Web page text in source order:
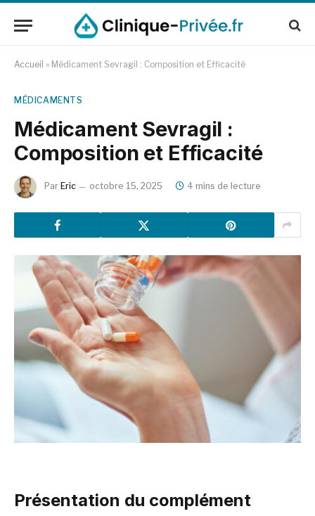
Accueil » Médicament Sevragil : Composition et Efficacité
MÉDICAMENTS
Médicament Sevragil :
Composition et Efficacité
Par Eric octobre 15, 2025 4 mins de lecture
Présentation du complément